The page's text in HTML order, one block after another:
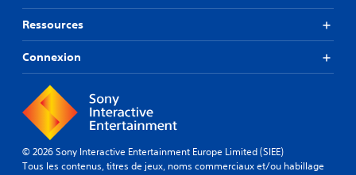
Ressources
Connexion
© 2026 Sony Interactive Entertainment Europe Limited (SIEE)
Tous les contenus, titres de jeux, noms commerciaux et/ou habillage